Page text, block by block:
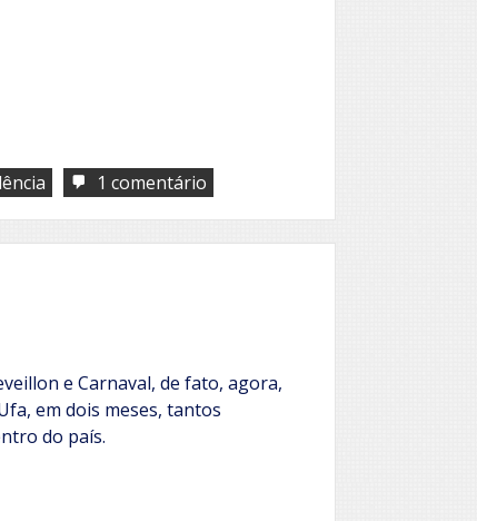
1 comentário
Até
quando?
e Carnaval, de fato, agora,
em dois meses, tantos
do país.